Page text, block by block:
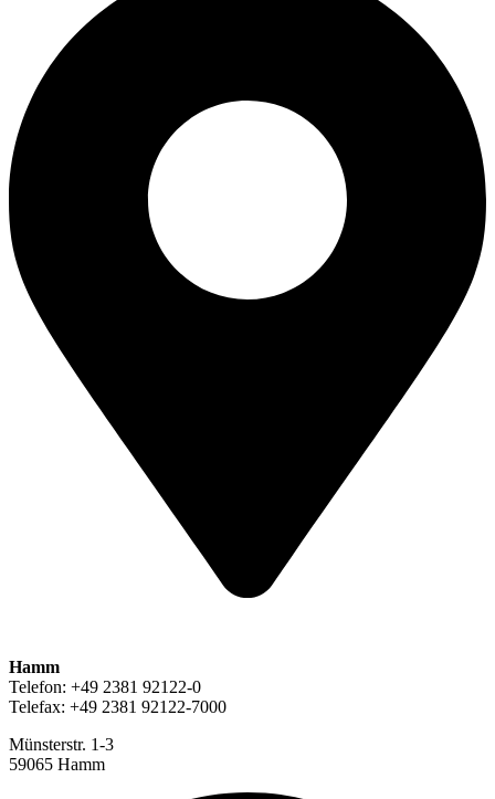
Hamm
Telefon: +49 2381 92122-0
Telefax: +49 2381 92122-7000
Münsterstr. 1-3
59065 Hamm